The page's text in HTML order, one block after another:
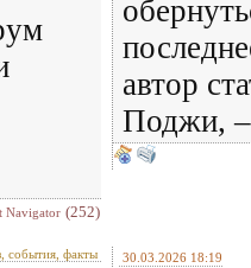
Navigator (252)
автор
Поджи, –
события, факты 30.03.2026 18:19